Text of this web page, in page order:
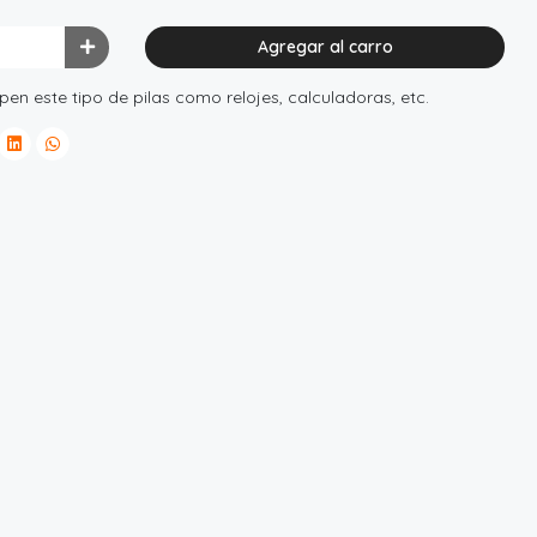
Agregar al carro
este tipo de pilas como relojes, calculadoras, etc.